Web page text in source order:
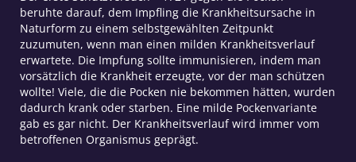
beruhte darauf, dem Impfling die Krankheitsursache in
Naturform zu einem selbstgewählten Zeitpunkt
zuzumuten, wenn man einen milden Krankheitsverlauf
erwartete. Die Impfung sollte immunisieren, indem man
vorsätzlich die Krankheit erzeugte, vor der man schützen
wollte! Viele, die die Pocken nie bekommen hätten, wurden
dadurch krank oder starben. Eine milde Pockenvariante
gab es gar nicht. Der Krankheitsverlauf wird immer vom
betroffenen Organismus geprägt.